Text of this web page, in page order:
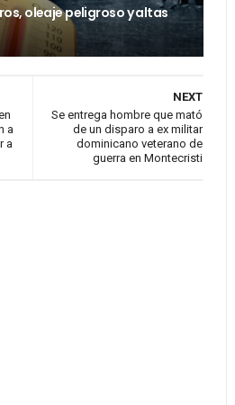
oleaje peligroso y altas
NEXT
Se entrega hombre que mató
de un disparo a ex militar
dominicano veterano de
guerra en Montecristi
a
a